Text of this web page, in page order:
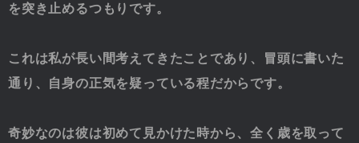
を突き止めるつもりです。
これは私が長い間考えてきたことであり、冒頭に書いた
通り、自身の正気を疑っている程だからです。
奇妙なのは彼は初めて見かけた時から、全く歳を取って